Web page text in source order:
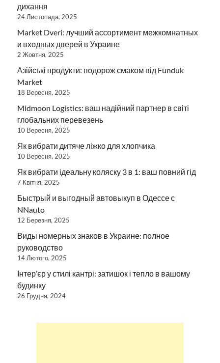
дихання
24 Листопада, 2025
Market Dveri: лучший ассортимент межкомнатных
и входных дверей в Украине
2 Жовтня, 2025
Азійські продукти: подорож смаком від Funduk
Market
18 Вересня, 2025
Midmoon Logistics: ваш надійний партнер в світі
глобальних перевезень
10 Вересня, 2025
Як вибрати дитяче ліжко для хлопчика
10 Вересня, 2025
Як вибрати ідеальну коляску 3 в 1: ваш повний гід
7 Квітня, 2025
Быстрый и выгодный автовыкуп в Одессе с
NNauto
12 Березня, 2025
Виды номерных знаков в Украине: полное
руководство
14 Лютого, 2025
Інтер’єр у стилі кантрі: затишок і тепло в вашому
будинку
26 Грудня, 2024